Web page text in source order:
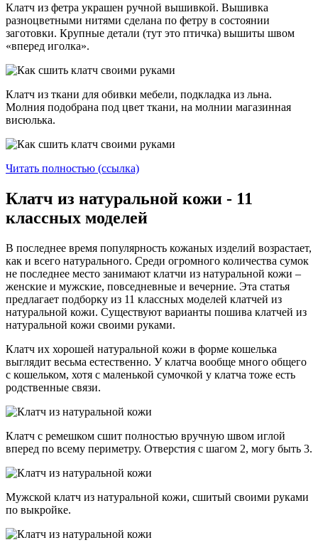
Клатч из фетра украшен ручной вышивкой. Вышивка
разноцветными нитями сделана по фетру в состоянии
заготовки. Крупные детали (тут это птичка) вышиты швом
«вперед иголка».
Клатч из ткани для обивки мебели, подкладка из льна.
Молния подобрана под цвет ткани, на молнии магазинная
висюлька.
Читать полностью (ссылка)
Клатч из натуральной кожи - 11
классных моделей
В последнее время популярность кожаных изделий возрастает,
как и всего натурального. Среди огромного количества сумок
не последнее место занимают клатчи из натуральной кожи –
женские и мужские, повседневные и вечерние. Эта статья
предлагает подборку из 11 классных моделей клатчей из
натуральной кожи. Существуют варианты пошива клатчей из
натуральной кожи своими руками.
Клатч их хорошей натуральной кожи в форме кошелька
выглядит весьма естественно. У клатча вообще много общего
с кошельком, хотя с маленькой сумочкой у клатча тоже есть
родственные связи.
Клатч с ремешком сшит полностью вручную швом иглой
вперед по всему периметру. Отверстия с шагом 2, могу быть 3.
Мужской клатч из натуральной кожи, сшитый своими руками
по выкройке.